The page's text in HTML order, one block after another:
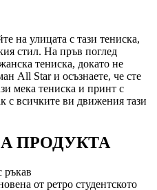
на улицата с тази тениска,
стил. На пръв поглед
тениска, докато не
All Star и осъзнаете, че сте
мека тениска и принт с
с всичките ви движения тази
ПРОДУКТА
ръкав
от ретро студентското